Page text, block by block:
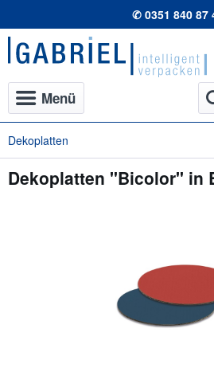
✆ 0351 840 87
Menü
Dekoplatten
Dekoplatten "Bicolor" in